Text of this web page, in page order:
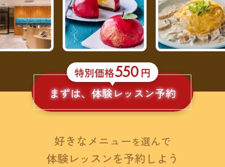
特別価格550 円
まずは、体験レッスン予約
好きなメニューを選んで
体験レッスンを予約しよう